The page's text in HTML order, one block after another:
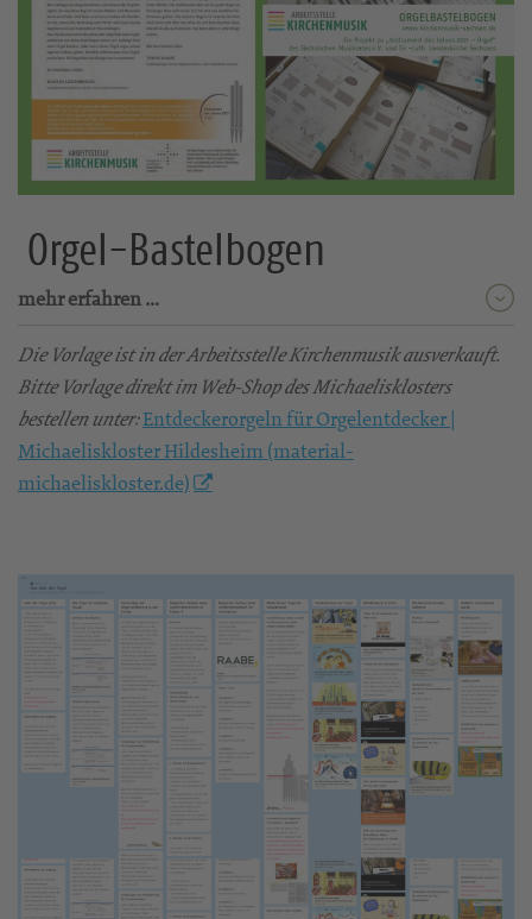
Orgel-Bastelbogen
mehr erfahren …
Die Vorlage ist in der Arbeitsstelle Kirchenmusik ausverkauft.
Bitte Vorlage direkt im Web-Shop des Michaelisklosters
bestellen unter:Entdeckerorgeln für Orgelentdecker |
Michaeliskloster Hildesheim (material-
michaeliskloster.de)